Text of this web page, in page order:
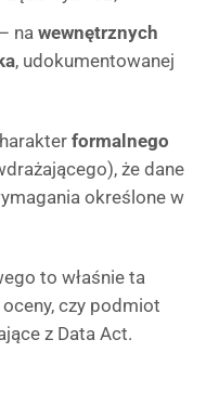
na wewnętrznych
, udokumentowanej
formalnego
że dane
określone w
to właśnie ta
czy podmiot
z Data Act.